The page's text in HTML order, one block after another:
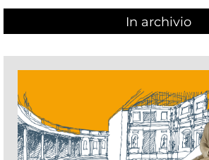
In archivio